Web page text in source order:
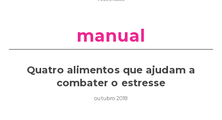
manual
Quatro alimentos que ajudam a
combater o estresse
outubro 2018